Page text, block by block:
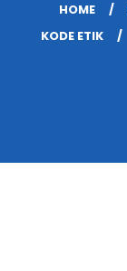
HOME
KODE ETIK